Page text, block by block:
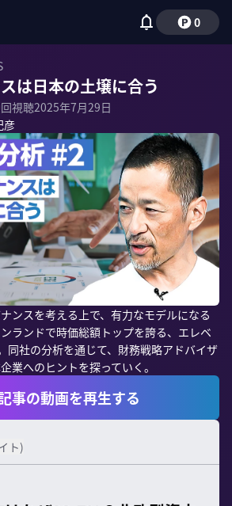
0
は日本の土壌に合う
回視聴2025年7月29日
彦
ンスを考える上で、有力なモデルになる
ランドで時価総額トップを誇る、エレベ
同社の分析を通じて、財務戦略アドバイザ
業へのヒントを探っていく。
事の動画を再生する
ト)